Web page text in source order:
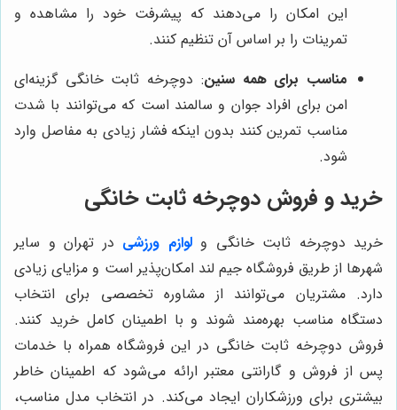
این امکان را می‌دهند که پیشرفت خود را مشاهده و
تمرینات را بر اساس آن تنظیم کنند.
مناسب برای همه سنین: دوچرخه ثابت خانگی گزینه‌ای
امن برای افراد جوان و سالمند است که می‌توانند با شدت
مناسب تمرین کنند بدون اینکه فشار زیادی به مفاصل وارد
شود.
خرید و فروش دوچرخه ثابت خانگی
خرید دوچرخه ثابت خانگی ولوازم ورزشی در تهران و سایر
شهرها از طریق فروشگاه جیم لند امکان‌پذیر است و مزایای زیادی
دارد. مشتریان می‌توانند از مشاوره تخصصی برای انتخاب
دستگاه مناسب بهره‌مند شوند و با اطمینان کامل خرید کنند.
فروش دوچرخه ثابت خانگی در این فروشگاه همراه با خدمات
پس از فروش و گارانتی معتبر ارائه می‌شود که اطمینان خاطر
بیشتری برای ورزشکاران ایجاد می‌کند. در انتخاب مدل مناسب،